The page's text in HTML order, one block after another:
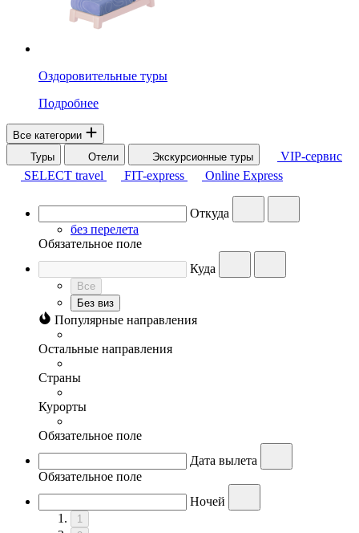
Оздоровительные туры
Подробнее
Все категории
Туры
Отели Экскурсионные туры
VIP-сервис
SELECT travel
FIT-express Online Express
Откуда
без перелета
Обязательное поле
Куда
Все
Без виз
Популярные направления
Остальные направления
Страны
Курорты
Обязательное поле
Дата вылета
Обязательное поле
Ночей
1